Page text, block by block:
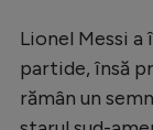
Lionel Messi
partide, însă
rămân un